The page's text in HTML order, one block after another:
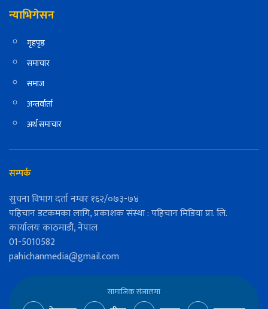
न्याभिगेसन
गृहपृष्ठ
समाचार
समाज
अन्तर्वार्ता
अर्थ समाचार
सम्पर्क
सुचना विभाग दर्ता नम्वर १६२/०७३-७४
पहिचान डटकमका लागि, प्रकाशक संस्था : पहिचान मिडिया प्रा. लि.
कार्यालयः काठमाडौं, नेपाल
01-5010582
pahichanmedia@gmail.com
सामाजिक संजालमा